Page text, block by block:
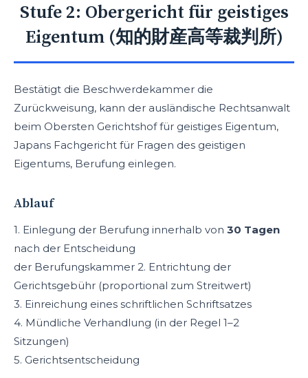
Stufe 2: Obergericht für geistiges
Eigentum (知的財産高等裁判所)
Bestätigt die Beschwerdekammer die
Zurückweisung, kann der ausländische Rechtsanwalt
beim Obersten Gerichtshof für geistiges Eigentum,
Japans Fachgericht für Fragen des geistigen
Eigentums, Berufung einlegen.
Ablauf
1. Einlegung der Berufung innerhalb von 30 Tagen
nach der Entscheidung
der Berufungskammer 2. Entrichtung der
Gerichtsgebühr (proportional zum Streitwert)
3. Einreichung eines schriftlichen Schriftsatzes
4. Mündliche Verhandlung (in der Regel 1–2
Sitzungen)
5. Gerichtsentscheidung